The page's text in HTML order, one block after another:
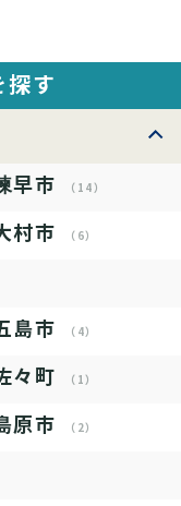
探す
早市 （14）
村市 （6）
島市 （4）
々町 （1）
原市 （2）